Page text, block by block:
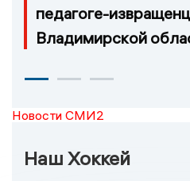
педагоге-
Владимирской
Новости СМИ2
Наш Хоккей